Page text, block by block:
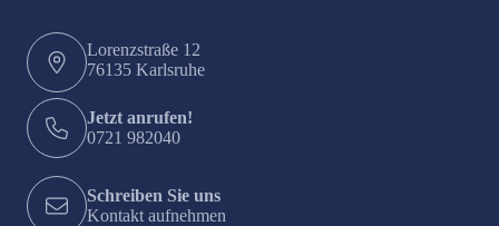
Lorenzstraße 12
76135 Karlsruhe
Jetzt anrufen!
0721 982040
Schreiben Sie uns
Kontakt aufnehmen